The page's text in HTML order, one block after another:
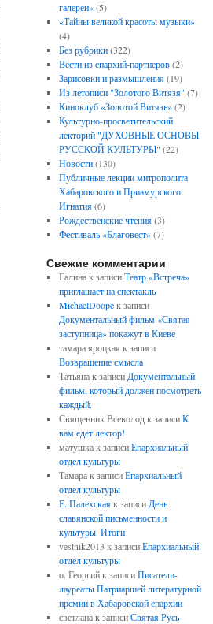
галереи»(5)
«Тайны великой красоты музыки»
(4)
Без рубрики(322)
Вести из епархий-партнеров(2)
Зарисовки и размышления(19)
Из летописи "Золотого Витязя" (7)
Киноклуб «Золотой Витязь»(2)
Культурно-просветительский
лекторий "ДУХОВНЫЕ ОСНОВЫ
РУССКОЙ КУЛЬТУРЫ" (22)
Новости(130)
Публичные лекции митрополита
Хабаровского и Приамурского
Игнатия(6)
Рождественские чтения(3)
Фестиваль «Благовест»(7)
Свежие комментарии
Галинак записиТеатр «Встреча»
приглашает на спектакль
MichaelDoopeк записи
Документальный фильм «Святая
заступница» покажут в Киеве
тамара яроцкая к записи
Возвращение смысла
Татьянак записи Документальный
фильм, который должен посмотреть
каждый.
Священник Всеволодк записиК
вам едет лектор!
матушкак записиЕпархиальный
отдел культуры
Тамарак записиЕпархиальный
отдел культуры
Е. Палехскаяк записи День
славянской письменности и
культуры. Итоги
vestnik2013 к записиЕпархиальный
отдел культуры
о. Георгийк записиПисатели-
лауреаты Патриаршей литературной
премии в Хабаровской епархии
светланак записиСвятая Русь